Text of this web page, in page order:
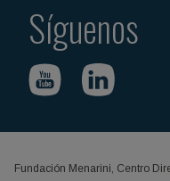
Síguenos
Fundación Menarini, Centro